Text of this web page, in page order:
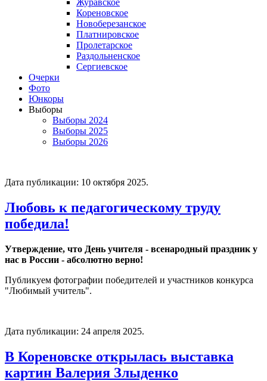
Журавское
Кореновское
Новоберезанское
Платнировское
Пролетарское
Раздольненское
Сергиевское
Очерки
Фото
Юнкоры
Выборы
Выборы 2024
Выборы 2025
Выборы 2026
Дата публикации: 10 октября 2025.
Любовь к педагогическому труду
победила!
Утверждение, что День учителя - всенародный праздник у
нас в России - абсолютно верно!
Публикуем фотографии победителей и участников конкурса
"Любимый учитель".
Дата публикации: 24 апреля 2025.
В Кореновске открылась выставка
картин Валерия Злыденко